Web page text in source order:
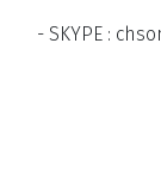
- SKYPE :